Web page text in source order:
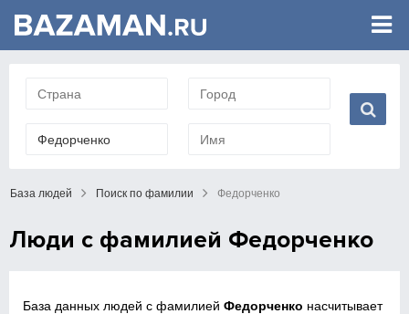
База людей Поиск по фамилии Федорченко
Люди с фамилией Федорченко
База данных людей с фамилиейФедорченко насчитывает